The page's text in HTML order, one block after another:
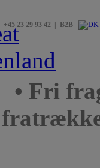
+45 23 29 93 42 | B2B
• Fri